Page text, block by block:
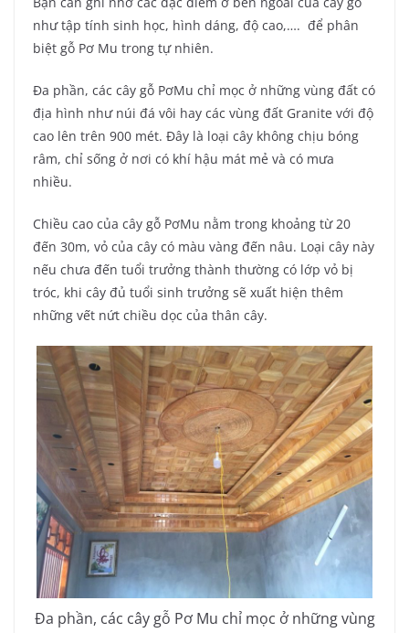
như tập tính sinh học, hình dáng, độ cao,…. để phân
biệt gỗ Pơ Mu trong tự nhiên.
Đa phần, các cây gỗ PơMu chỉ mọc ở những vùng đất có
địa hình như núi đá vôi hay các vùng đất Granite với độ
cao lên trên 900 mét. Đây là loại cây không chịu bóng
râm, chỉ sống ở nơi có khí hậu mát mẻ và có mưa
nhiều.
Chiều cao của cây gỗ PơMu nằm trong khoảng từ 20
đến 30m, vỏ của cây có màu vàng đến nâu. Loại cây này
nếu chưa đến tuổi trưởng thành thường có lớp vỏ bị
tróc, khi cây đủ tuổi sinh trưởng sẽ xuất hiện thêm
những vết nứt chiều dọc của thân cây.
Đa phần, các cây gỗ Pơ Mu chỉ mọc ở những vùng